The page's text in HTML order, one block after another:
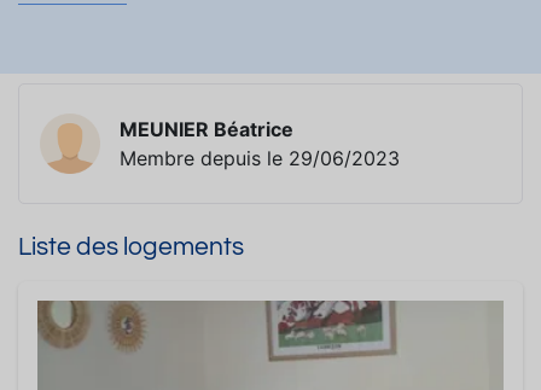
MEUNIER Béatrice
Membre depuis le 29/06/2023
Liste des logements